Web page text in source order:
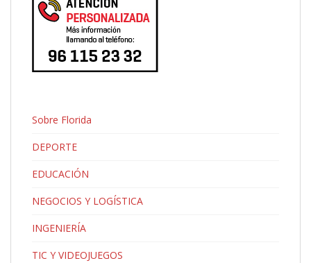
Sobre Florida
DEPORTE
EDUCACIÓN
NEGOCIOS Y LOGÍSTICA
INGENIERÍA
TIC Y VIDEOJUEGOS